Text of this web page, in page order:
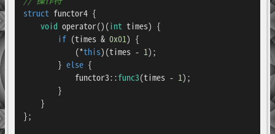
struct functor4 {
void operator() (int times) {
if (times & 0x01) {
            (*
this)(times - 1);
        }
else {
            functor3::
func3(times - 1);
        }
    }
};